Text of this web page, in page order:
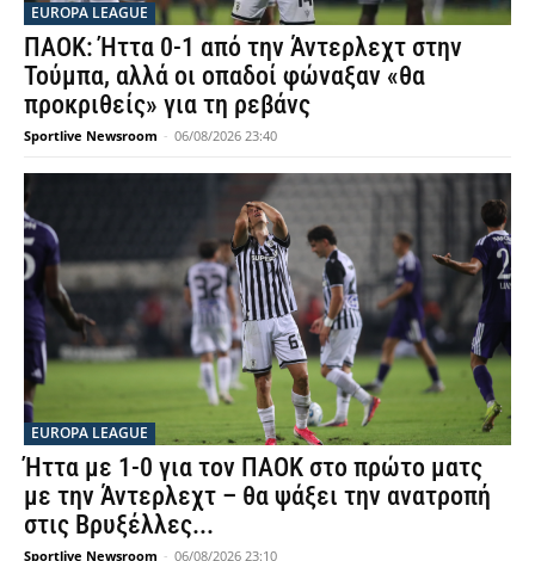
EUROPA LEAGUE
ΠΑΟΚ: Ήττα 0-1 από την Άντερλεχτ στην
Τούμπα, αλλά οι οπαδοί φώναξαν «θα
προκριθείς» για τη ρεβάνς
Sportlive Newsroom - 06/08/2026 23:40
EUROPA LEAGUE
Ήττα με 1-0 για τον ΠΑΟΚ στο πρώτο ματς
με την Άντερλεχτ – θα ψάξει την ανατροπή
στις Βρυξέλλες...
Sportlive Newsroom - 06/08/2026 23:10